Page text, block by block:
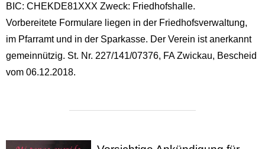
BIC: CHEKDE81XXX Zweck: Friedhofshalle.
Vorbereitete Formulare liegen in der Friedhofsverwaltung,
im Pfarramt und in der Sparkasse. Der Verein ist anerkannt
gemeinnützig. St. Nr. 227/141/07376, FA Zwickau, Bescheid
vom 06.12.2018.